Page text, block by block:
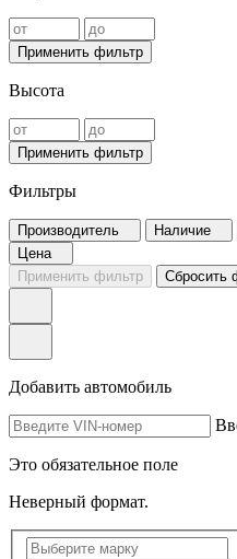
Применить фильтр
Высота
Применить фильтр
Фильтры
Производитель Наличие
Цена
Применить фильтр
Сбросить
Добавить автомобиль
Это обязательное поле
Неверный формат.